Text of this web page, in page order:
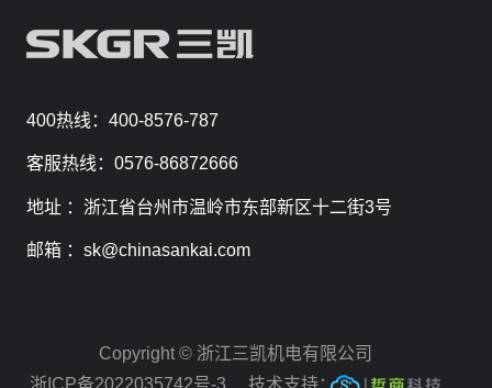
400热线：400-8576-787
客服热线：0576-86872666
地址 ：浙江省台州市温岭市东部新区十二街3号
邮箱 ：sk@chinasankai.com
Copyright © 浙江三凯机电有限公司
浙ICP备2022035742号-3
技术支持：